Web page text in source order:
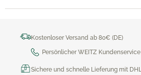
Kostenloser Versand ab 80€ (DE)
Persönlicher WEITZ Kundenservice
Sichere und schnelle Lieferung mit DHL